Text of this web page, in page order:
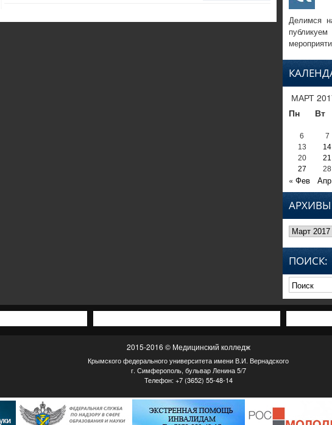
Делимся
МАРТ
Пн
Вт
6
7
13
14
20
21
27
28
« Фев
АРХИВЫ
Архивы
ПОИСК:
2015-2016 © Медицинский колледж
Крымского федерального университета имени В.И. Вернадского
г. Симферополь, бульвар Ленина 5/7
Телефон: +7 (3652) 55-48-14